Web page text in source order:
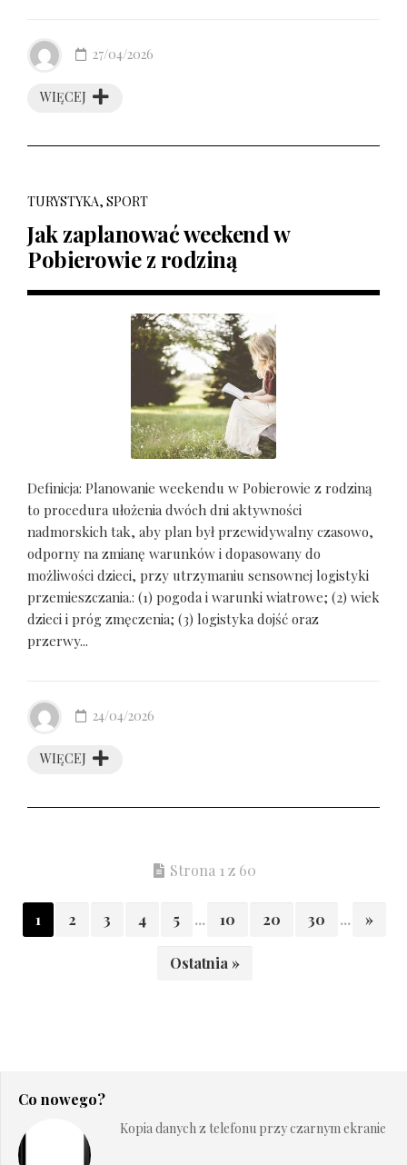
WIĘCEJ
27/04/2026
TURYSTYKA, SPORT
Jak zaplanować weekend w
Pobierowie z rodziną
Definicja: Planowanie weekendu w Pobierowie z rodziną
to procedura ułożenia dwóch dni aktywności
nadmorskich tak, aby plan był przewidywalny czasowo,
odporny na zmianę warunków i dopasowany do
możliwości dzieci, przy utrzymaniu sensownej logistyki
przemieszczania.: (1) pogoda i warunki wiatrowe; (2) wiek
dzieci i próg zmęczenia; (3) logistyka dojść oraz
przerwy...
WIĘCEJ
24/04/2026
Strona 1 z 60
1 2 3 4 5 ... 10 20 30 ... »
Ostatnia »
Co nowego?
Kopia danych z telefonu przy czarnym ekranie